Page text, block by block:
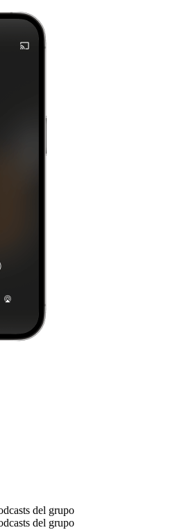
del grupo
del grupo